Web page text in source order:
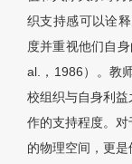
织支持感可以诠
度并重视他们自
al.，1986）。教
校组织与自身利
作的支持程度。
的物理空间，更